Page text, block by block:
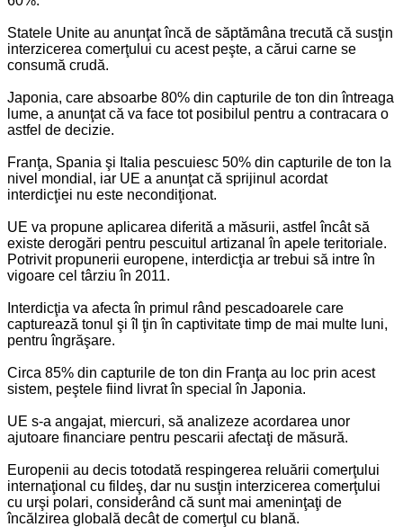
Statele Unite au anunţat încă de săptămâna trecută că susţin
interzicerea comerţului cu acest peşte, a cărui carne se
consumă crudă.
Japonia, care absoarbe 80% din capturile de ton din întreaga
lume, a anunţat că va face tot posibilul pentru a contracara o
astfel de decizie.
Franţa, Spania şi Italia pescuiesc 50% din capturile de ton la
nivel mondial, iar UE a anunţat că sprijinul acordat
interdicţiei nu este necondiţionat.
UE va propune aplicarea diferită a măsurii, astfel încât să
existe derogări pentru pescuitul artizanal în apele teritoriale.
Potrivit propunerii europene, interdicţia ar trebui să intre în
vigoare cel târziu în 2011.
Interdicţia va afecta în primul rând pescadoarele care
capturează tonul şi îl ţin în captivitate timp de mai multe luni,
pentru îngrăşare.
Circa 85% din capturile de ton din Franţa au loc prin acest
sistem, peştele fiind livrat în special în Japonia.
UE s-a angajat, miercuri, să analizeze acordarea unor
ajutoare financiare pentru pescarii afectaţi de măsură.
Europenii au decis totodată respingerea reluării comerţului
internaţional cu fildeş, dar nu susţin interzicerea comerţului
cu urşi polari, considerând că sunt mai ameninţaţi de
încălzirea globală decât de comerţul cu blană.